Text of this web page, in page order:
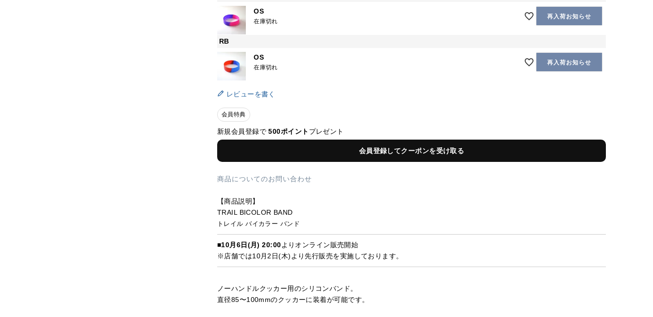
OS
在庫切れ
再入荷お知らせ
RB
OS
在庫切れ
再入荷お知らせ
レビューを書く
会員特典
新規会員登録で500ポイント プレゼント
会員登録してクーポンを受け取る
商品についてのお問い合わせ
【商品説明】
TRAIL BICOLOR BAND
トレイル バイカラー バンド
■10月6日(月) 20:00よりオンライン販売開始
※店舗では10月2日(木)より先行販売を実施しております。
ノーハンドルクッカー用のシリコンバンド。
直径85〜100mmのクッカーに装着が可能です。